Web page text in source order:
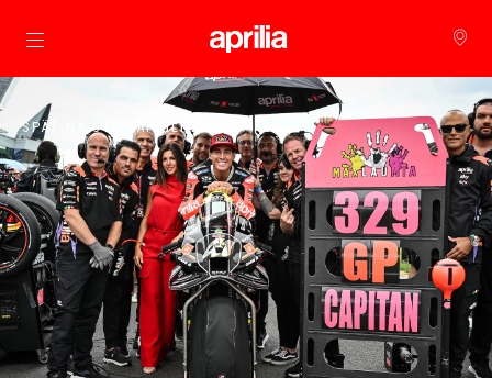
Prejsť na hlavný obsah
SPÄŤ NA SVET APRILIA